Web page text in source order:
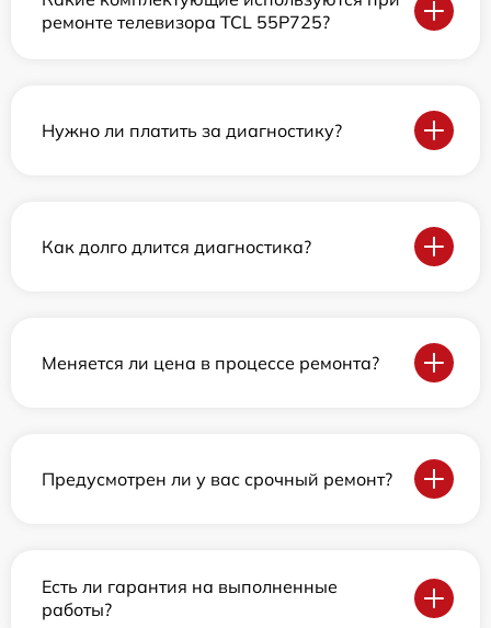
ремонте телевизора TCL 55P725?
Нужно ли платить за диагностику?
Как долго длится диагностика?
Меняется ли цена в процессе ремонта?
Предусмотрен ли у вас срочный ремонт?
Есть ли гарантия на выполненные
работы?